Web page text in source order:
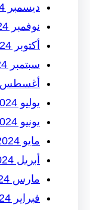
ديسمبر 2024
نوفمبر 2024
أكتوبر 2024
سبتمبر 2024
أغسطس 2024
يوليو 2024
يونيو 2024
مايو 2024
أبريل 2024
مارس 2024
فبراير 2024